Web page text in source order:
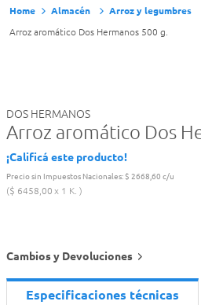
Almacén Arroz y legumbres
Arroz aromático Dos Hermanos 500 g.
DOS HERMANOS
Arroz aromático Dos
¡Calificá este producto!
Precio sin Impuestos Nacionales:$ 2668,60 c/u
$ 6458,00 1 K.
Cambios y Devoluciones
Especificaciones técnicas
Cerveza
Doves